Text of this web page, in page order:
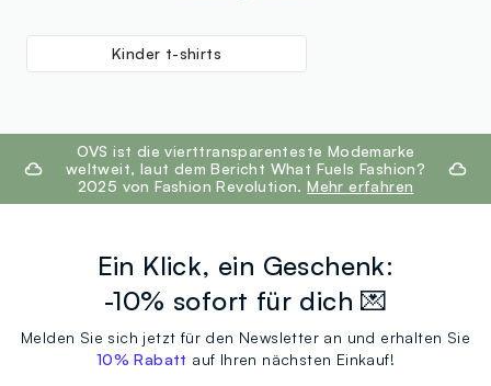
Kinder t-shirts
footer.ariatitleOVS ist die vierttransparenteste Modemarke
weltweit, laut dem Bericht What Fuels Fashion?
2025 von Fashion Revolution.Mehr erfahren
Ein Klick, ein Geschenk:
-10% sofort für dich 💌
Melden Sie sich jetzt für den Newsletter an und erhalten Sie
10% Rabatt auf Ihren nächsten Einkauf!